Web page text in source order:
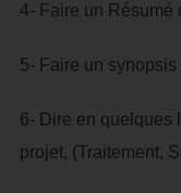
4- Faire un Résumé
5- Faire un
6- Dire en quelques
projet, (Traitement,